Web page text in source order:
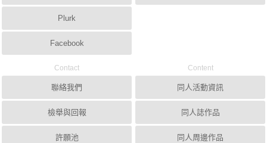
Plurk
Facebook
Contact
聯絡我們
檢舉與回報
許願池
Content
同人活動資訊
同人誌作品
同人周邊作品